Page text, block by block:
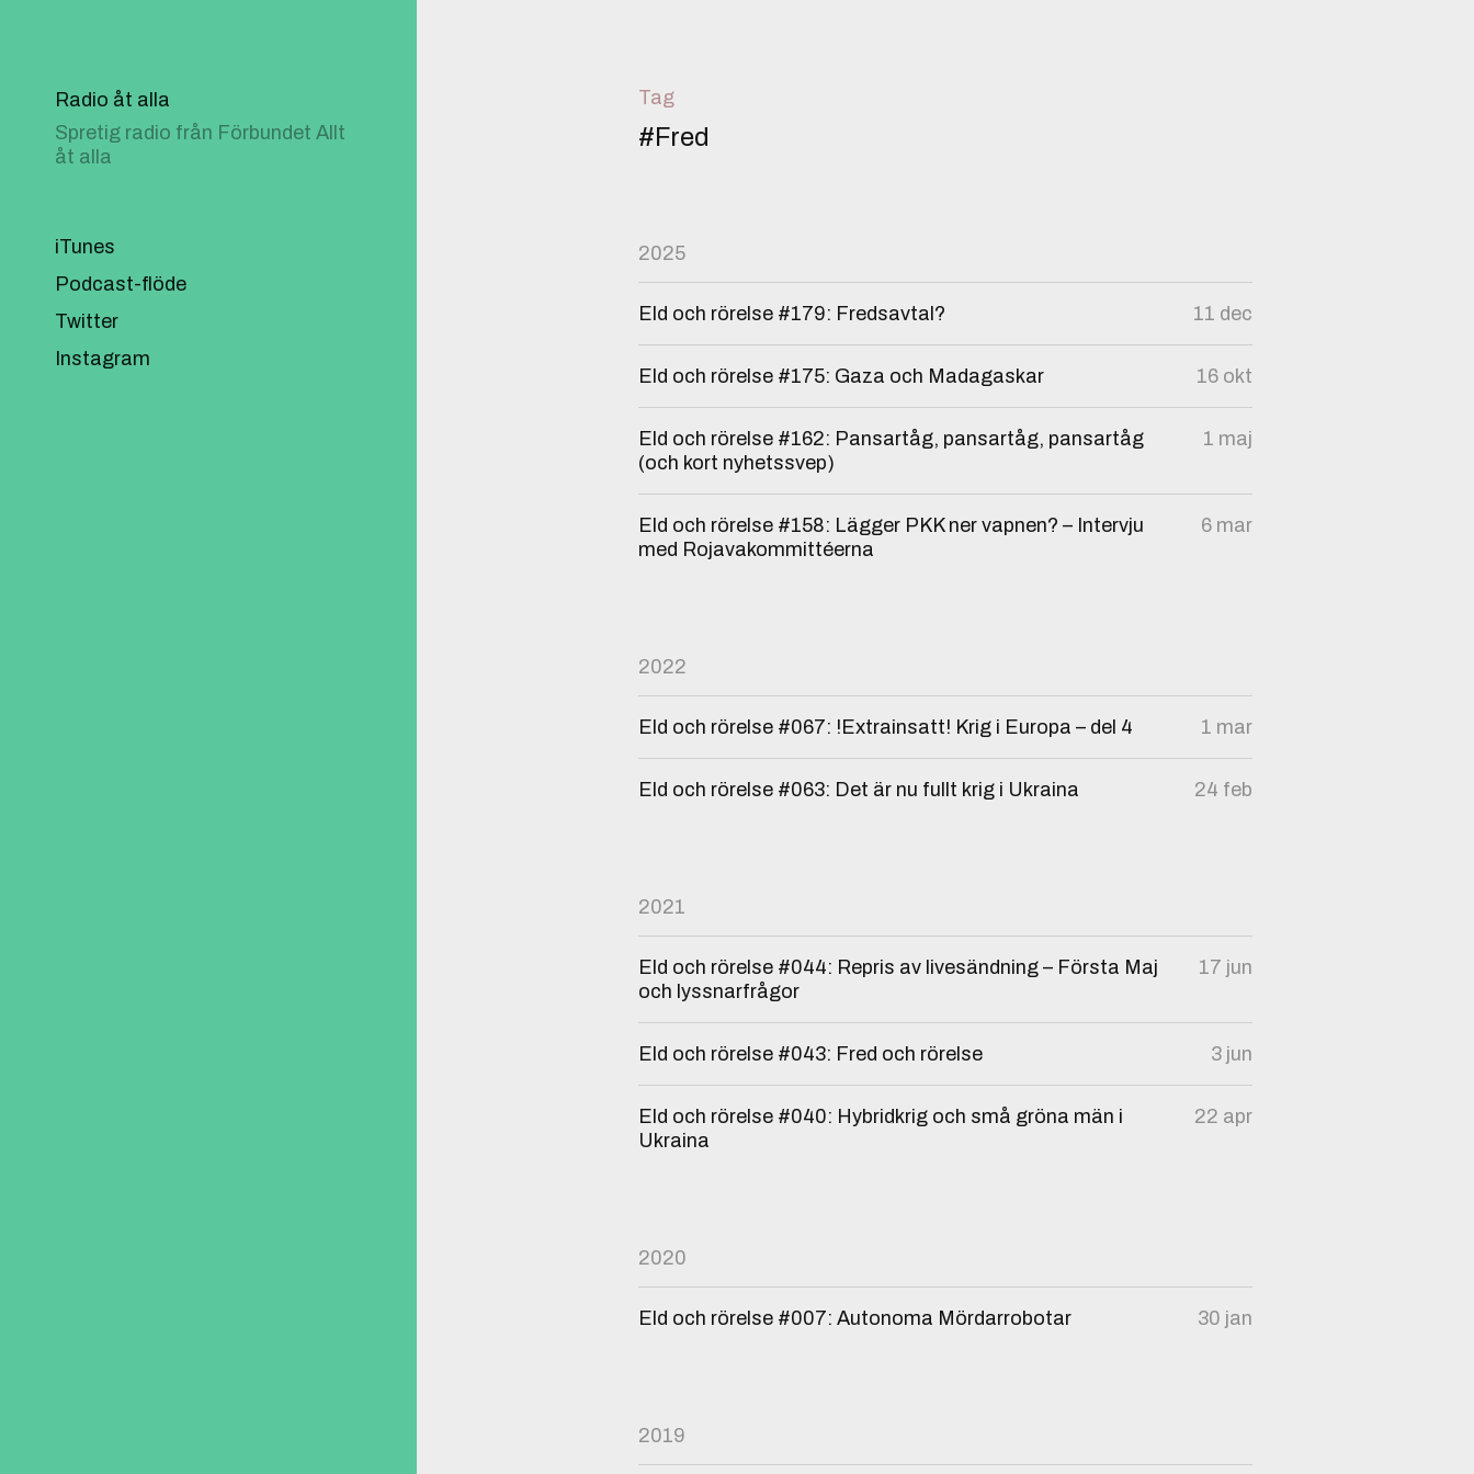
Radio åt alla
Spretig radio från Förbundet Allt
åt alla
iTunes
Podcast-flöde
Twitter
Instagram
Tag
#Fred
2025
Eld och rörelse #179: Fredsavtal? 11 dec
Eld och rörelse #175: Gaza och Madagaskar 16 okt
Eld och rörelse #162: Pansartåg, pansartåg, pansartåg
(och kort nyhetssvep)
1 maj
Eld och rörelse #158: Lägger PKK ner vapnen? – Intervju
med Rojavakommittéerna
6 mar
2022
Eld och rörelse #067: !Extrainsatt! Krig i Europa – del 4 1 mar
Eld och rörelse #063: Det är nu fullt krig i Ukraina 24 feb
2021
Eld och rörelse #044: Repris av livesändning – Första Maj
och lyssnarfrågor
17 jun
Eld och rörelse #043: Fred och rörelse 3 jun
Eld och rörelse #040: Hybridkrig och små gröna män i
Ukraina
22 apr
2020
Eld och rörelse #007: Autonoma Mördarrobotar 30 jan
2019